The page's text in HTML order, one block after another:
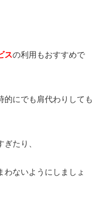
スの利用もおすすめで
的にでも肩代わりしても
ぎたり、
わないようにしましょ